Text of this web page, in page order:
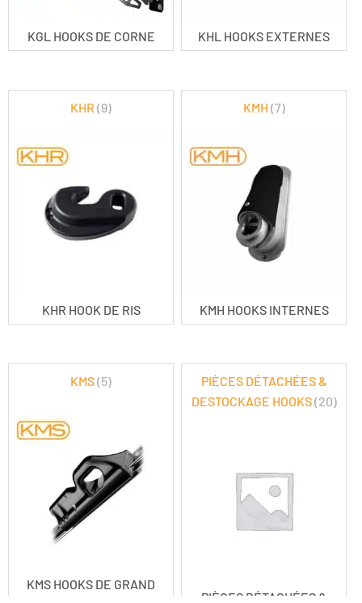
KGL HOOKS DE CORNE KHL HOOKS EXTERNES
KHR HOOK DE RIS
KHR(9)
KMH HOOKS INTERNES
KMH (7)
KMS HOOKS DE GRAND
KMS(5)
PIÈCES DÉTACHÉES &
PIÈCES DÉTACHÉES &
DESTOCKAGE HOOKS(20)